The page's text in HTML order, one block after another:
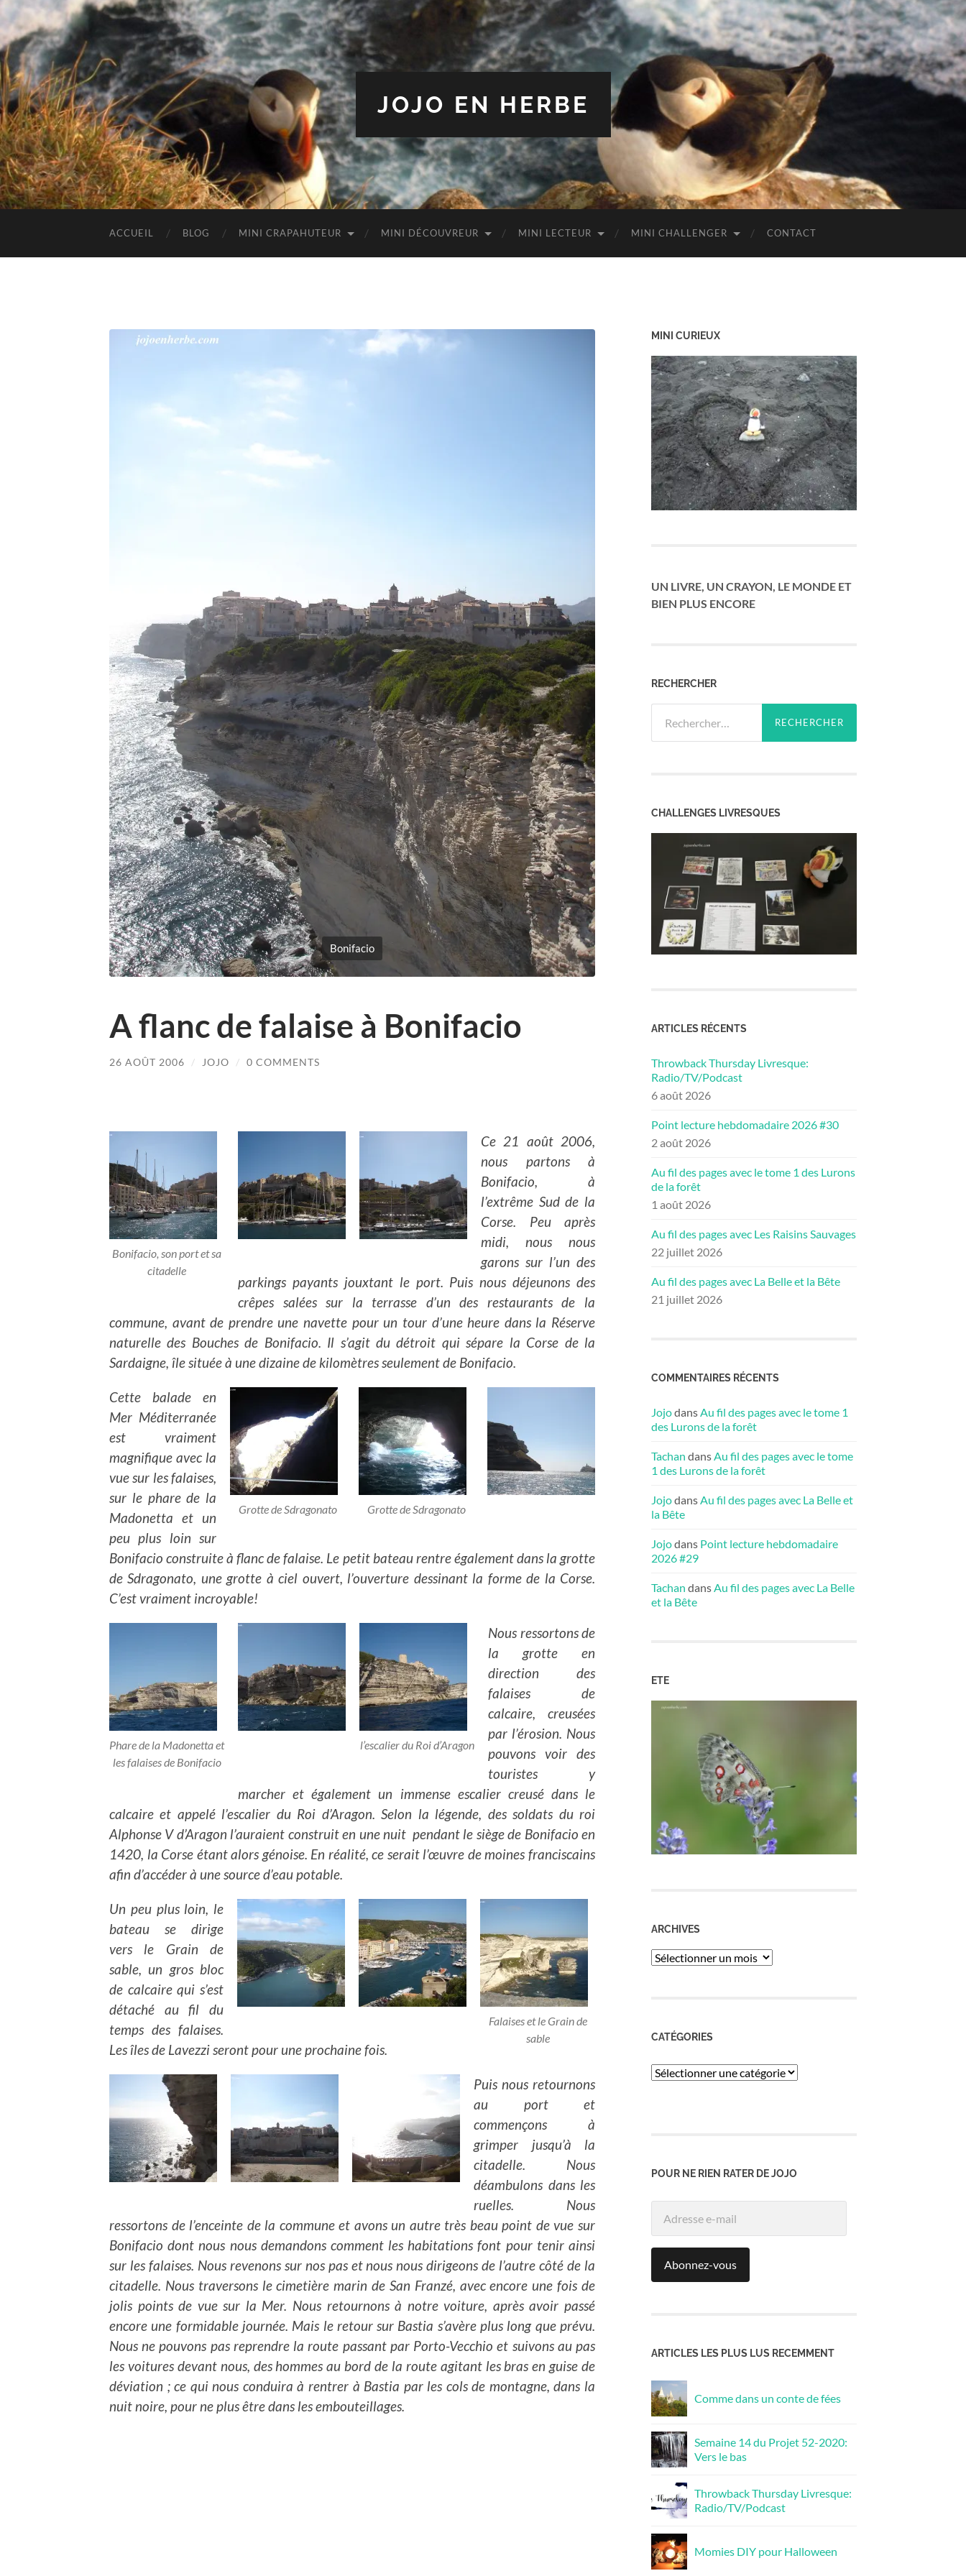
JOJO EN HERBE
ACCUEIL BLOG MINI CRAPAHUTEUR MINI DÉCOUVREUR MINI LECTEUR MINI CHALLENGER CONTACT
Bonifacio
A flanc de falaise à Bonifacio
26 AOÛT 2006 / JOJO / 0 COMMENTS
Bonifacio, son port et sa
citadelle
Ce 21 août 2006,
nous partons à
Bonifacio, à
l’extrême Sud de la
Corse. Peu après
midi, nous nous
garons sur l’un des
parkings payants jouxtant le port. Puis nous déjeunons des
crêpes salées sur la terrasse d’un des restaurants de la
commune, avant de prendre une navette pour un tour d’une heure dans la Réserve
naturelle des Bouches de Bonifacio. Il s’agit du détroit qui sépare la Corse de la
Sardaigne, île située à une dizaine de kilomètres seulement de Bonifacio.
Grotte de Sdragonato
Grotte de Sdragonato
Cette balade en
Mer Méditerranée
est vraiment
magnifique avec la
vue sur les falaises,
sur le phare de la
Madonetta et un
peu plus loin sur
Bonifacio construite à flanc de falaise. Le petit bateau rentre également dans la grotte
de Sdragonato, une grotte à ciel ouvert, l’ouverture dessinant la forme de la Corse.
C’est vraiment incroyable!
Phare de la Madonetta et
les falaises de Bonifacio
l’escalier du Roi d’Aragon
Nous ressortons de
la grotte en
direction des
falaises de
calcaire, creusées
par l’érosion. Nous
pouvons voir des
touristes y
marcher et également un immense escalier creusé dans le
calcaire et appelé l’escalier du Roi d’Aragon. Selon la légende, des soldats du roi
Alphonse V d’Aragon l’auraient construit en une nuit pendant le siège de Bonifacio en
1420, la Corse étant alors génoise. En réalité, ce serait l’œuvre de moines franciscains
afin d’accéder à une source d’eau potable.
Falaises et le Grain de
sable
Un peu plus loin, le
bateau se dirige
vers le Grain de
sable, un gros bloc
de calcaire qui s’est
détaché au fil du
temps des falaises.
Les îles de Lavezzi seront pour une prochaine fois.
Puis nous retournons
au port et
commençons à
grimper jusqu’à la
citadelle. Nous
déambulons dans les
ruelles. Nous
ressortons de l’enceinte de la commune et avons un autre très beau point de vue sur
Bonifacio dont nous nous demandons comment les habitations font pour tenir ainsi
sur les falaises. Nous revenons sur nos pas et nous nous dirigeons de l’autre côté de la
citadelle. Nous traversons le cimetière marin de San Franzé, avec encore une fois de
jolis points de vue sur la Mer. Nous retournons à notre voiture, après avoir passé
encore une formidable journée. Mais le retour sur Bastia s’avère plus long que prévu.
Nous ne pouvons pas reprendre la route passant par Porto-Vecchio et suivons au pas
les voitures devant nous, des hommes au bord de la route agitant les bras en guise de
déviation ; ce qui nous conduira à rentrer à Bastia par les cols de montagne, dans la
nuit noire, pour ne plus être dans les embouteillages.
MINI CURIEUX
UN LIVRE, UN CRAYON, LE MONDE ET
BIEN PLUS ENCORE
RECHERCHER
CHALLENGES LIVRESQUES
ARTICLES RÉCENTS
Throwback Thursday Livresque:
Radio/TV/Podcast
6 août 2026
Point lecture hebdomadaire 2026 #30
2 août 2026
Au fil des pages avec le tome 1 des Lurons
de la forêt
1 août 2026
Au fil des pages avec Les Raisins Sauvages
22 juillet 2026
Au fil des pages avec La Belle et la Bête
21 juillet 2026
COMMENTAIRES RÉCENTS
JojodansAu fil des pages avec le tome 1
des Lurons de la forêt
Tachan dansAu fil des pages avec le tome
1 des Lurons de la forêt
JojodansAu fil des pages avec La Belle et
la Bête
Jojodans Point lecture hebdomadaire
2026 #29
Tachan dansAu fil des pages avec La Belle
et la Bête
ETE
ARCHIVES
ARCHIVES
CATÉGORIES
Catégories
POUR NE RIEN RATER DE JOJO
Abonnez-vous
ARTICLES LES PLUS LUS RECEMMENT
Comme dans un conte de fées
Semaine 14 du Projet 52-2020:
Vers le bas
Throwback Thursday Livresque:
Radio/TV/Podcast
Momies DIY pour Halloween